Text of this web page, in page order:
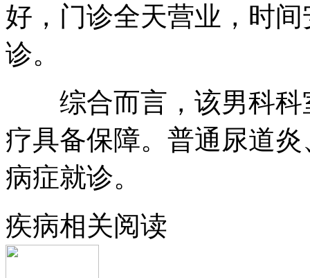
好，门诊全天营业，时
诊。
综合而言，该男科科
疗具备保障。普通尿道
病症就诊。
疾病相关阅读